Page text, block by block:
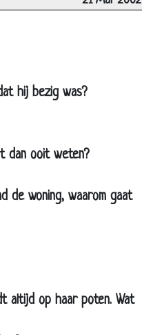
hij bezig was?
dan ooit weten?
de woning, waarom gaat
altijd op haar poten. Wat
2.88
3.34
2.89